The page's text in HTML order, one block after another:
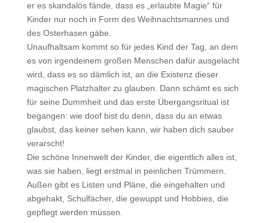
er es skandalös fände, dass es „erlaubte Magie“ für
Kinder nur noch in Form des Weihnachtsmannes und
des Osterhasen gäbe.
Unaufhaltsam kommt so für jedes Kind der Tag, an dem
es von irgendeinem großen Menschen dafür ausgelacht
wird, dass es so dämlich ist, an die Existenz dieser
magischen Platzhalter zu glauben. Dann schämt es sich
für seine Dummheit und das erste Übergangsritual ist
begangen: wie doof bist du denn, dass du an etwas
glaubst, das keiner sehen kann, wir haben dich sauber
verarscht!
Die schöne Innenwelt der Kinder, die eigentlich alles ist,
was sie haben, liegt erstmal in peinlichen Trümmern.
Außen gibt es Listen und Pläne, die eingehalten und
abgehakt, Schulfächer, die gewuppt und Hobbies, die
gepflegt werden müssen.